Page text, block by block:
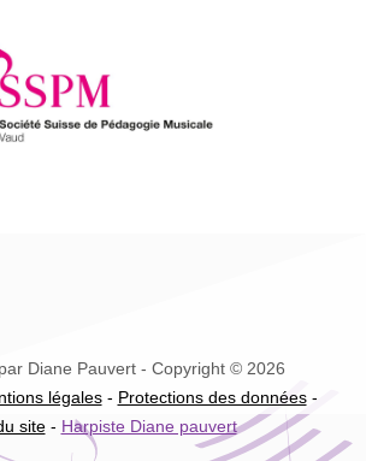
Diane Pauvert - Copyright © 2026
légales- Protections des données-
site- Harpiste Diane pauvert